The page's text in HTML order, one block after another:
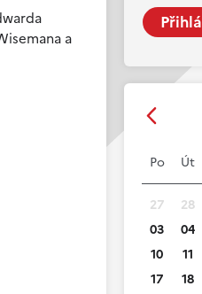
Po Út
27 28
03
04
10
11
17
18
a